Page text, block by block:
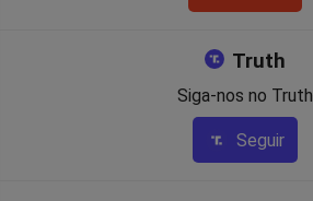
Truth
Siga-nos no Truth
Seguir